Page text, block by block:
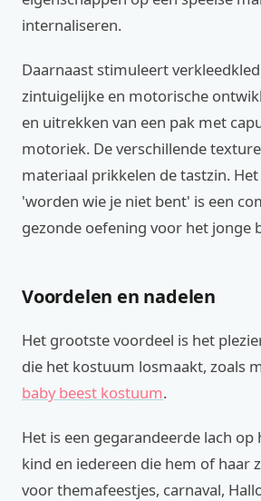
internaliseren.
Daarnaast stimuleert
zintuigelijke en motorische
en uitrekken van een pak met
motoriek. De verschillende
materiaal prikkelen de tastzin.
'worden wie je niet bent' is een
gezonde oefening voor het jonge
Voordelen en nadelen
Het grootste voordeel is het
die het kostuum losmaakt, zoals
baby beest kostuum.
Het is een gegarandeerde lach op
kind en iedereen die hem of haar
voor themafeestjes, carnaval,